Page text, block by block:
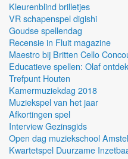
Kleurenblind brilletjes
VR schapenspel digishi
Goudse spellendag
Recensie in Fluit magazine
Maestro bij Britten Cello
Educatieve spellen: Olaf
Trefpunt Houten
Kamermuziekdag 2018
Muziekspel van het jaar
Afkortingen spel
Interview Gezinsgids
Open dag muziekschool
Kwartetspel Duurzame